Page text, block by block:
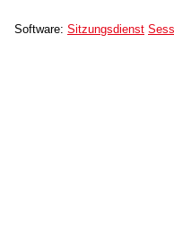
Software: Sitzungsdienst